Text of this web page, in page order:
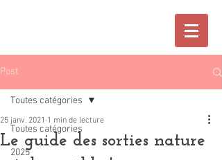
Post
Toutes catégories
2025
Toutes catégories
Le guide des sorties nature
25 janv. 2021 1 min de lecture